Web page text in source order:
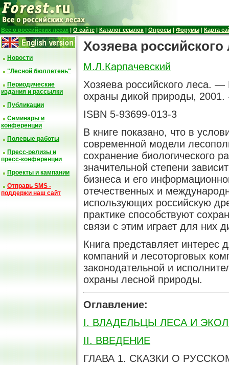
Все о российских лесах | О сайте | Каталог ссылок | Опросы | Форумы | Карта
Новости
"Лесной бюллетень"
Периодические
издания и рассылки
Публикации
Семинары и
конференции
Полевые работы
Пресс-релизы и
пресс-конференции
Проекты и кампании
Отправь SMS -
поддержи наш сайт
Хозяева российского
М.Л.Карпачевский
Хозяева российского леса.
охраны дикой природы,
ISBN 5-93699-013-3
В книге показано, что в
современной модели
сохранение биологического
значительной степени
бизнеса и его
отечественных и
использующих российскую
практике способствуют
связи с этим играет для них
Книга представляет
компаний и лесоторговых
законодательной и
охраны лесной природы.
Оглавление:
I. ВЛАДЕЛЬЦЫ ЛЕСА И
II. ВВЕДЕНИЕ
ГЛАВА 1. СКАЗКИ О